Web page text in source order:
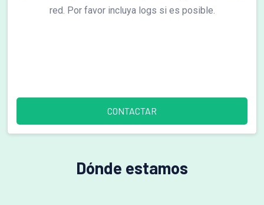
red. Por favor incluya logs si es posible.
CONTACTAR
Dónde estamos